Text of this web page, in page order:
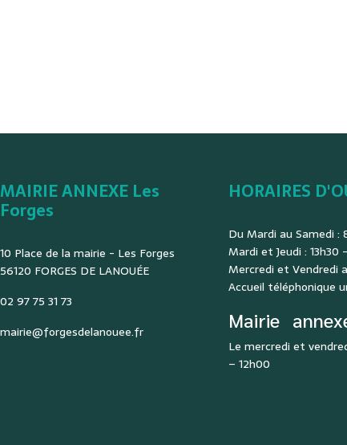
MAIRIE ANNEXE Les
Forges
10 Place de la mairie - Les Forges
56120 FORGES DE LANOUÉE
02 97 75 31 73
mairie@forgesdelanouee.fr
HORAIRES
Du Mardi au Samedi :
Mardi et Jeudi : 13h30
Mercredi et Vendredi
Accueil téléphonique
Mairie
Le mercredi et
– 12h00